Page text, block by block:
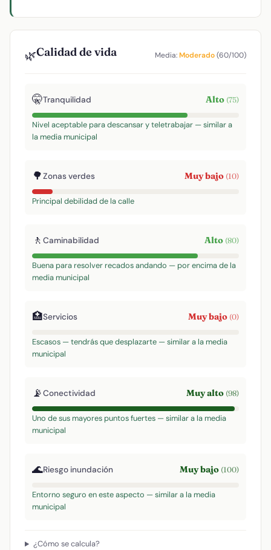
🌿Calidad de vida Media:Moderado(60/100)
🤫Tranquilidad Alto (75)
Nivel aceptable para descansar y teletrabajar — similar a
la media municipal
🌳Zonas verdes Muy bajo (10)
Principal debilidad de la calle
🚶 Caminabilidad Alto (80)
Buena para resolver recados andando — por encima de la
media municipal
🏥Servicios Muy bajo (0)
Escasos — tendrás que desplazarte — similar a la media
municipal
📡Conectividad Muy alto (98)
Uno de sus mayores puntos fuertes — similar a la media
municipal
🌊Riesgo inundación Muy bajo (100)
Entorno seguro en este aspecto — similar a la media
municipal
¿Cómo se calcula?